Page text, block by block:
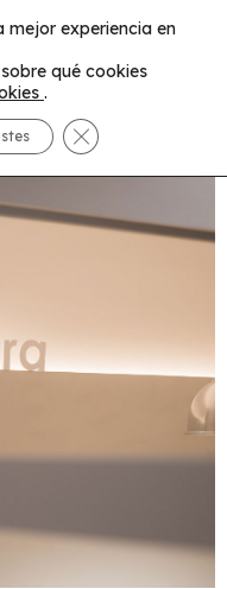
mejor experiencia en
qué cookies
.
Cerrar el banner